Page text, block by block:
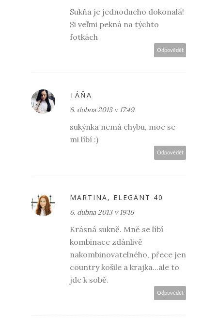
Sukňa je jednoducho dokonalá!
Si veľmi pekná na týchto
fotkách
Odpovědět
TÁŇA
6. dubna 2013 v 17:49
sukýnka nemá chybu, moc se
mi líbí :)
Odpovědět
MARTINA, ELEGANT 40
6. dubna 2013 v 19:16
Krásná sukně. Mně se líbí
kombinace zdánlivě
nakombinovatelného, přece jen
country košile a krajka...ale to
jde k sobě.
Odpovědět